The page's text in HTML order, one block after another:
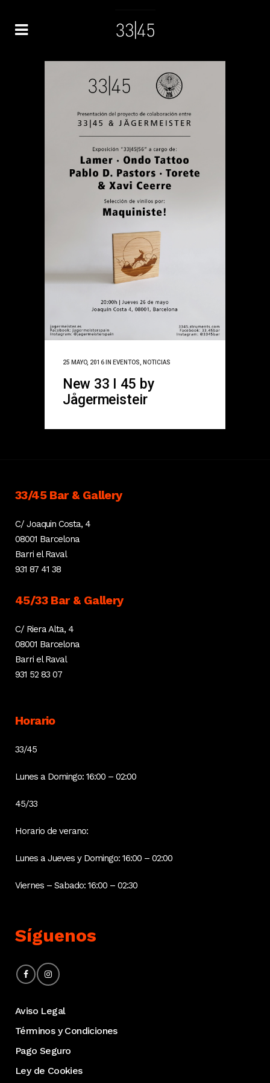
25 MAYO, 2016 IN EVENTOS NOTICIAS
New 33 I 45 by
Jågermeisteir
33/45 Bar & Gallery
C/ Joaquin Costa, 4
08001 Barcelona
Barri el Raval
931 87 41 38
45/33 Bar & Gallery
C/ Riera Alta, 4
08001 Barcelona
Barri el Raval
931 52 83 07
Horario
33/45
Lunes a Domingo: 16:00 – 02:00
45/33
Horario de verano:
Lunes a Jueves y Domingo: 16:00 – 02:00
Viernes – Sabado: 16:00 – 02:30
Síguenos
Aviso Legal
Términos y Condiciones
Pago Seguro
Ley de Cookies